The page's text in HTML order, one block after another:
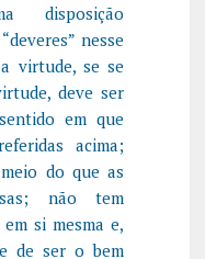
disposição
nesse
virtude, se se
deve ser
em que
acima;
do que as
não tem
si mesma e,
de ser o bem